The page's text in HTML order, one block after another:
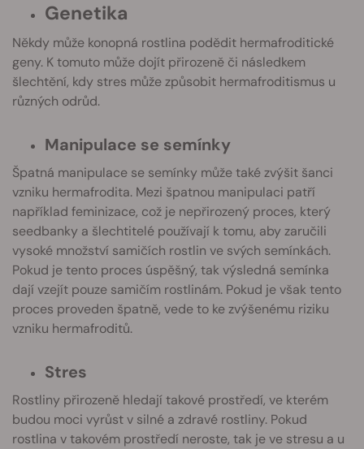
Genetika
Někdy může konopná rostlina podědit hermafroditické
geny. K tomuto může dojít přirozeně či následkem
šlechtění, kdy stres může způsobit hermafroditismus u
různých odrůd.
Manipulace se semínky
Špatná manipulace se semínky může také zvýšit šanci
vzniku hermafrodita. Mezi špatnou manipulaci patří
například feminizace, což je nepřirozený proces, který
seedbanky a šlechtitelé používají k tomu, aby zaručili
vysoké množství samičích rostlin ve svých semínkách.
Pokud je tento proces úspěšný, tak výsledná semínka
dají vzejít pouze samičím rostlinám. Pokud je však tento
proces proveden špatně, vede to ke zvýšenému riziku
vzniku hermafroditů.
Stres
Rostliny přirozeně hledají takové prostředí, ve kterém
budou moci vyrůst v silné a zdravé rostliny. Pokud
rostlina v takovém prostředí neroste, tak je ve stresu a u